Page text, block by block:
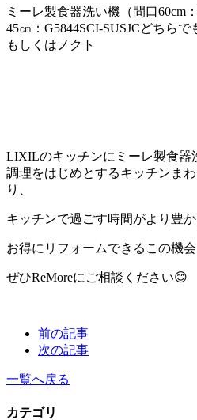
ミーレ製食器洗い機（間口60cm
45㎝：G5844SCI-SUSJCどちら
もしくはノクト
LIXILのキッチンに ミーレ製食器
調理をはじめとするキッチンま
り、
キッチンで過ごす時間がより豊
お得にリフォームできる この機
ぜひReMoreにご相談ください😊
前の記事
次の記事
一覧へ戻る
カテゴリ